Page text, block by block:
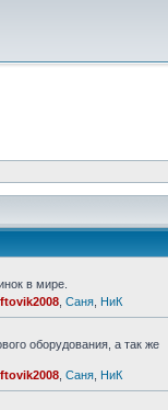
в мире.
Саня НиК
оборудования, а так же
Саня НиК